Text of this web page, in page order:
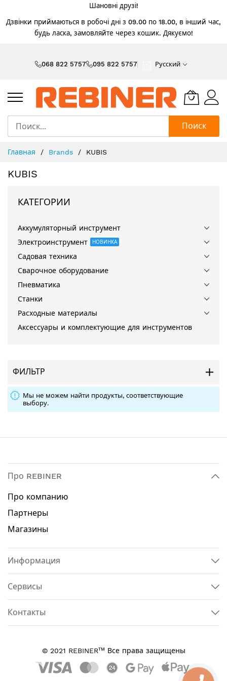
Шановні друзі!
Дзвінки приймаються в робочі дні з 09.00 по 18.00, в інший час,
будь ласка, замовляйте через кошик. Дякуємо!
068 822 5757 095 822 5757 Русский
Поиск
Главная Brands KUBIS
KUBIS
ФИЛЬТР
Мы не можем найти продукты, соответствующие
выбору.
КАТЕГОРИИ
Аккумуляторный инструмент
Электроинструмент
НОВИНКА
Садовая техника
Сварочное оборудование
Пневматика
Станки
Расходные материалы
Аксессуары и комплектующие для инструментов
Про REBINER
Про компанию
Партнеры
Магазины
Информация
Сервисы
Контакты
© 2021 REBINERтм Все права защищены